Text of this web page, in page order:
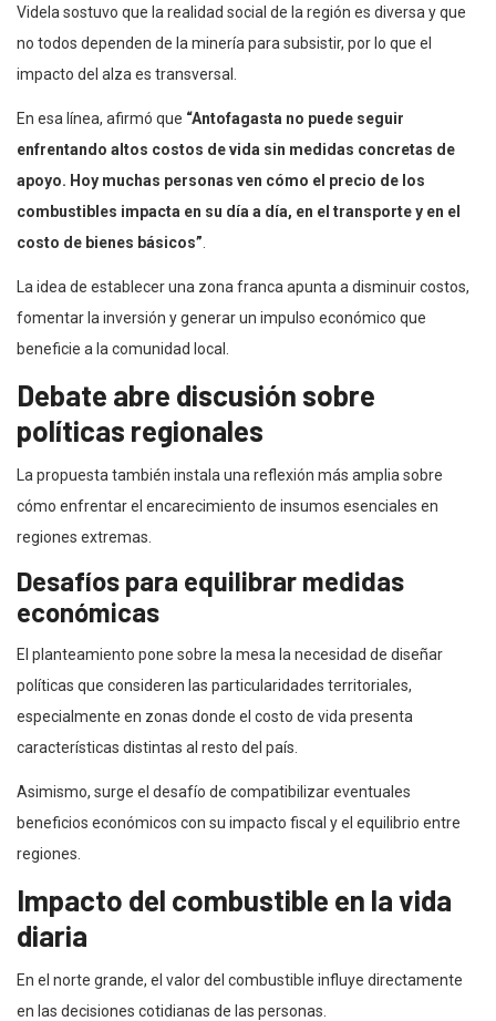
Videla sostuvo que la realidad social de la región es diversa y que
no todos dependen de la minería para subsistir, por lo que el
impacto del alza es transversal.
En esa línea, afirmó que “Antofagasta no puede seguir
enfrentando altos costos de vida sin medidas concretas de
apoyo. Hoy muchas personas ven cómo el precio de los
combustibles impacta en su día a día, en el transporte y en el
costo de bienes básicos”
La idea de establecer una zona franca apunta a disminuir costos,
fomentar la inversión y generar un impulso económico que
beneficie a la comunidad local.
Debate abre discusión sobre
políticas regionales
La propuesta también instala una reflexión más amplia sobre
cómo enfrentar el encarecimiento de insumos esenciales en
regiones extremas.
Desafíos para equilibrar medidas
económicas
El planteamiento pone sobre la mesa la necesidad de diseñar
políticas que consideren las particularidades territoriales,
especialmente en zonas donde el costo de vida presenta
características distintas al resto del país.
Asimismo, surge el desafío de compatibilizar eventuales
beneficios económicos con su impacto fiscal y el equilibrio entre
regiones.
Impacto del combustible en la vida
diaria
En el norte grande, el valor del combustible influye directamente
en las decisiones cotidianas de las personas.